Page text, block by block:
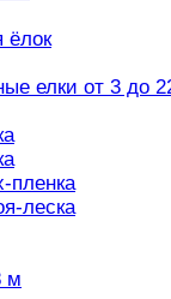
ёлок
елки от 3 до
пленка
леска
м